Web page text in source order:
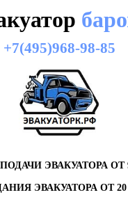
+7(495)968-98-85
ЭВАКУАТОРА ОТ
ЭВАКУАТОРА ОТ